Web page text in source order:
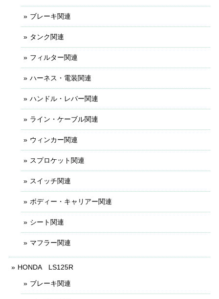
ブレーキ関連
タンク関連
フィルター関連
ハーネス・電装関連
ハンドル・レバー関連
ライン・ケーブル関連
ウィンカー関連
スプロケット関連
スイッチ関連
ボディー・キャリアー関連
シート関連
マフラー関連
HONDA LS125R
ブレーキ関連